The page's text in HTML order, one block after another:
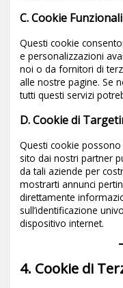
C. Cookie Funzionali
Questi cookie
e personalizzazioni
noi o da fornitori di
alle nostre pagine. Se
tutti questi servizi
D. Cookie di
Questi cookie
sito dai nostri partner
da tali aziende per
mostrarti annunci
direttamente
sull’identificazione
dispositivo internet.
4. Cookie di